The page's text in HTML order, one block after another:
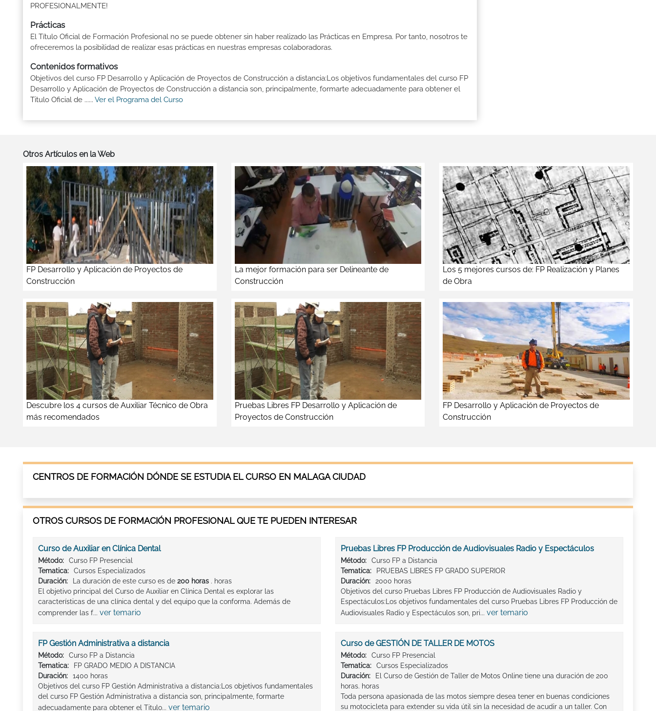
PROFESIONALMENTE!
Prácticas
El Título Oficial de Formación Profesional no se puede obtener sin haber realizado las Prácticas en Empresa. Por tanto, nosotros te
ofreceremos la posibilidad de realizar esas prácticas en nuestras empresas colaboradoras.
Contenidos formativos
Objetivos del curso FP Desarrollo y Aplicación de Proyectos de Construcción a distancia:Los objetivos fundamentales del curso FP
Desarrollo y Aplicación de Proyectos de Construcción a distancia son, principalmente, formarte adecuadamente para obtener el
Titulo Oficial de ...... Ver el Programa del Curso
Otros Artículos en la Web
FP Desarrollo y Aplicación de Proyectos de
Construcción
La mejor formación para ser Delineante de
Construcción
Los 5 mejores cursos de: FP Realización y Planes
de Obra
Descubre los 4 cursos de Auxiliar Técnico de Obra
más recomendados
Pruebas Libres FP Desarrollo y Aplicación de
Proyectos de Construcción
FP Desarrollo y Aplicación de Proyectos de
Construcción
CENTROS DE FORMACIÓN DÓNDE SE ESTUDIA EL CURSO EN MALAGA CIUDAD
OTROS CURSOS DE FORMACIÓN PROFESIONAL QUE TE PUEDEN INTERESAR
Curso de Auxiliar en Clínica Dental
Método:
Curso FP Presencial
Tematica:
Cursos Especializados
Duración:
La duración de este curso es de 200 horas . horas
El objetivo principal del Curso de Auxiliar en Clínica Dental es explorar las
características de una clínica dental y del equipo que la conforma. Además de
comprender las f... ver temario
Pruebas Libres FP Producción de Audiovisuales Radio y Espectáculos
Método:
Curso FP a Distancia
Tematica:
PRUEBAS LIBRES FP GRADO SUPERIOR
Duración:
2000 horas
Objetivos del curso Pruebas Libres FP Producción de Audiovisuales Radio y
Espectáculos:Los objetivos fundamentales del curso Pruebas Libres FP Producción de
Audiovisuales Radio y Espectáculos son, pri... ver temario
FP Gestión Administrativa a distancia
Método:
Curso FP a Distancia
Tematica:
FP GRADO MEDIO A DISTANCIA
Duración:
1400 horas
Objetivos del curso FP Gestión Administrativa a distancia:Los objetivos fundamentales
del curso FP Gestión Administrativa a distancia son, principalmente, formarte
adecuadamente para obtener el Titulo... ver temario
Curso de GESTIÓN DE TALLER DE MOTOS
Método:
Curso FP Presencial
Tematica:
Cursos Especializados
Duración:
El Curso de Gestión de Taller de Motos Online tiene una duración de 200
horas. horas
Toda persona apasionada de las motos siempre desea tener en buenas condiciones
su motocicleta para extender su vida útil sin la necesidad de acudir a un taller. Con